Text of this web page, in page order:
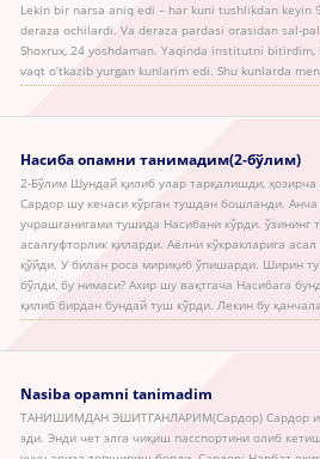
Lekin bir narsa aniq edi – har kuni tushlikdan keyin
deraza ochilardi. Va deraza pardasi orasidan sal-
Shoxrux, 24 yoshdaman. Yaqinda institutni
vaqt o‘tkazib yurgan kunlarim edi. Shu kunlarda
Насиба опамни танимадим(2-бўлим)
2-Бўлим Шундай қилиб улар тарқалишди, ҳозирча
Сардор шу кечаси кўрган тушдан бошланди.
учрашганигами тушида Насибани кўрди. ўзининг
асалгуфторлик қиларди. Аёлни кўкракларига
қўйди. У билан роса мириқиб ўпишарди. Ширин
бўлди, бу нимаси? Ахир шу вақтгача Насибага
қилиб бирдан бундай туш кўрди. Лекин бу
Nasiba opamni tanimadim
ТАНИШИМДАН ЭШИТГАНЛАРИМ(Сардор) Сардор
эди. Энди чет элга чиқиш пасспортини олиб